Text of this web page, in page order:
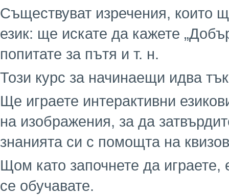
Съществуват изречения, които
език: ще искате да кажете
попитате за пътя и т. н.
Този курс за начинаещи идва
Ще играете интерактивни
на изображения, за да
знанията си с помощта на
Щом като започнете да
се обучавате.